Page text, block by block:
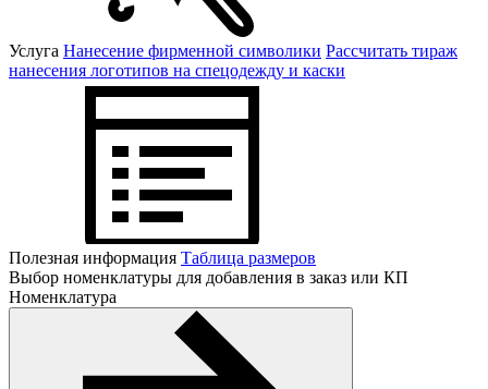
Услуга Нанесение фирменной символики Рассчитать тираж
нанесения логотипов на спецодежду и каски
Полезная информация Таблица размеров
Выбор номенклатуры для добавления в заказ или КП
Номенклатура